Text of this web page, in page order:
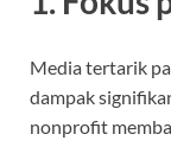
Media tertarik
dampak
nonprofit